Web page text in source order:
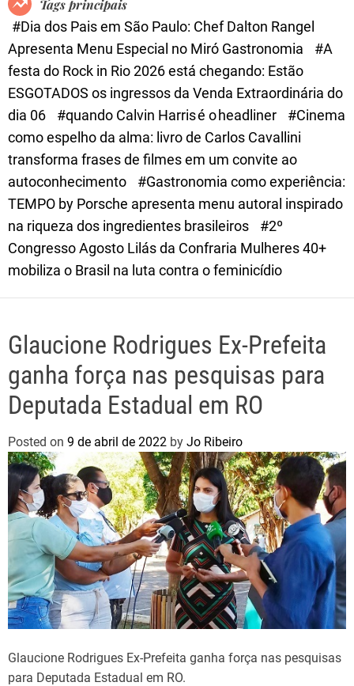
e
Tags principais
#Dia dos Pais em São Paulo: Chef Dalton Rangel
Apresenta Menu Especial no Miró Gastronomia
#A
festa do Rock in Rio 2026 está chegando: Estão
ESGOTADOS os ingressos da Venda Extraordinária do
dia 06
#quando Calvin Harris é o headliner
#Cinema
como espelho da alma: livro de Carlos Cavallini
transforma frases de filmes em um convite ao
autoconhecimento
#Gastronomia como experiência:
TEMPO by Porsche apresenta menu autoral inspirado
na riqueza dos ingredientes brasileiros
#2º
Congresso Agosto Lilás da Confraria Mulheres 40+
mobiliza o Brasil na luta contra o feminicídio
Glaucione Rodrigues Ex-Prefeita
ganha força nas pesquisas para
Deputada Estadual em RO
Posted on 9 de abril de 2022 by Jo Ribeiro
Glaucione Rodrigues Ex-Prefeita ganha força nas pesquisas
para Deputada Estadual em RO.